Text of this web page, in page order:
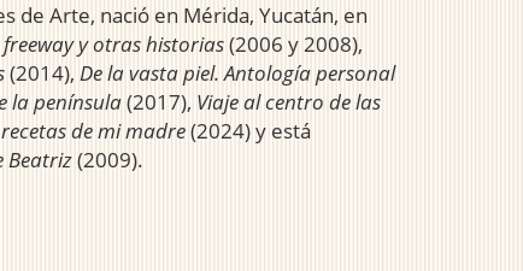
de Arte, nació en Mérida, Yucatán, en
y otras historias(2006 y 2008),
(2014), De la vasta piel. Antología personal
la península(2017), Viaje al centro de las
de mi madre(2024) y está
Beatriz(2009).